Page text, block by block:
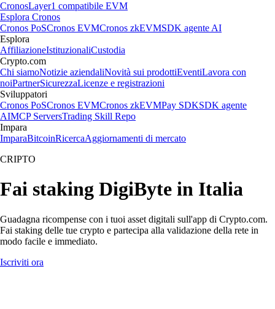
CronosLayer1 compatibile EVM
Esplora Cronos
Cronos PoSCronos EVMCronos zkEVMSDK agente AI
Esplora
AffiliazioneIstituzionaliCustodia
Crypto.com
Chi siamoNotizie aziendaliNovità sui prodottiEventiLavora con
noiPartnerSicurezzaLicenze e registrazioni
Sviluppatori
Cronos PoSCronos EVMCronos zkEVMPay SDKSDK agente
AIMCP ServersTrading Skill Repo
Impara
ImparaBitcoinRicercaAggiornamenti di mercato
CRIPTO
Fai staking DigiByte in Italia
Guadagna ricompense con i tuoi asset digitali sull'app di Crypto.com.
Fai staking delle tue crypto e partecipa alla validazione della rete in
modo facile e immediato.
Iscriviti ora